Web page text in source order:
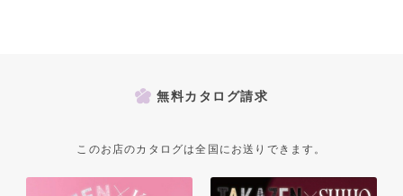
無料カタログ請求
このお店のカタログは全国にお送りできます。